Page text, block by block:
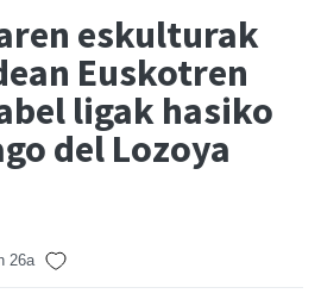
eskulturak
Euskotren
ligak hasiko
del Lozoya
26a